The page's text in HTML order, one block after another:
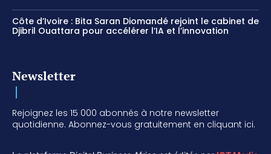
Côte d’Ivoire : Bita Saran Diomandé rejoint le cabinet de
Djibril Ouattara pour accélérer l’IA et l’innovation
Newsletter
Rejoignez les 15 000 abonnés à notre newsletter
quotidienne. Abonnez-vous gratuitement en cliquant ici.